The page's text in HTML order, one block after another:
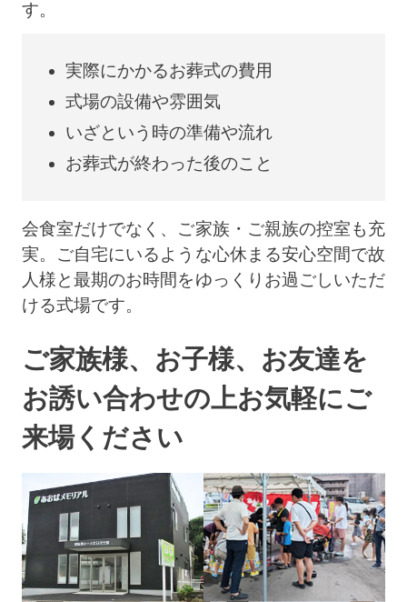
す。
実際にかかるお葬式の費用
式場の設備や雰囲気
いざという時の準備や流れ
お葬式が終わった後のこと
会食室だけでなく、ご家族・ご親族の控室も充
実。ご自宅にいるような心休まる安心空間で故
人様と最期のお時間をゆっくりお過ごしいただ
ける式場です。
ご家族様、お子様、お友達を
お誘い合わせの上お気軽にご
来場ください